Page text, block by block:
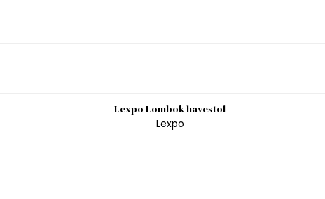
Lexpo Lombok havestol
Lexpo